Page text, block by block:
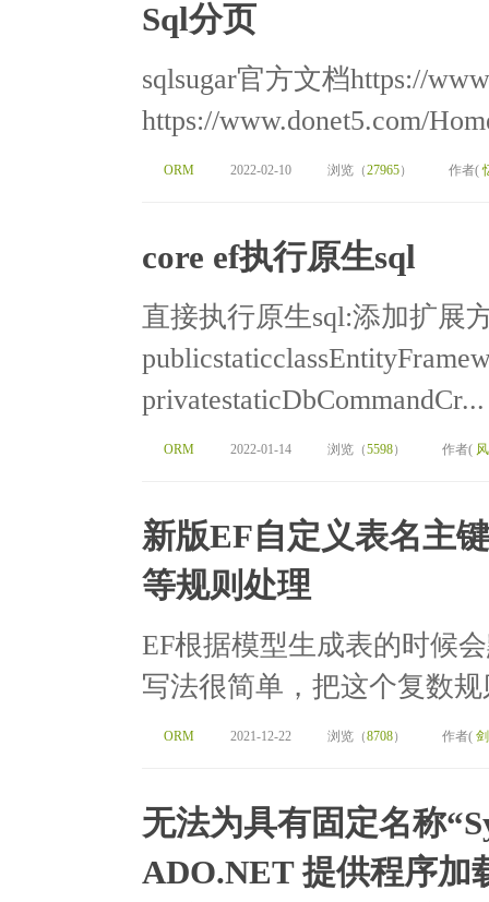
Sql分页
sqlsugar官方文档https://
https://www.donet5.com/
ORM 2022-02-10 浏览（27965） 作者(
core ef执行原生sql
直接执行原生sql:添加扩展
privatestaticDbCommandCr...
ORM 2022-01-14 浏览（5598） 作者(
新版EF自定义表名主
等规则处理
EF根据模型生成表的时候
写法很简单，把这个复数
ORM 2021-12-22 浏览（8708） 作者(
无法为具有固定名称
ADO.NET 提供程序加